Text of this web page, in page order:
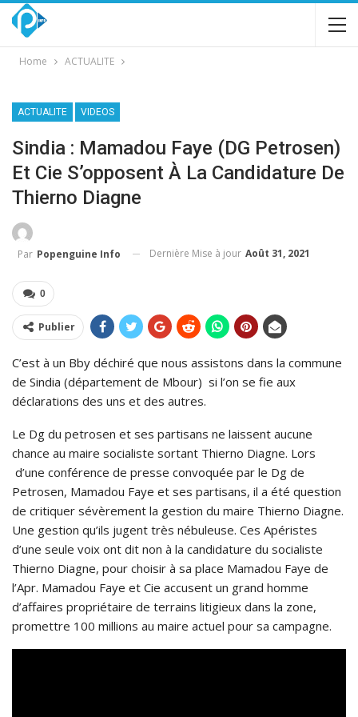
Home ACTUALITE
ACTUALITE VIDEOS
Sindia : Mamadou Faye (DG Petrosen)
Et Cie S’opposent À La Candidature De
Thierno Diagne
Par Popenguine Info Dernière Mise à jour Août 31, 2021
0
Publier
C’est à un Bby déchiré que nous assistons dans la commune
de Sindia (département de Mbour) si l’on se fie aux
déclarations des uns et des autres.
Le Dg du petrosen et ses partisans ne laissent aucune
chance au maire socialiste sortant Thierno Diagne. Lors
d’une conférence de presse convoquée par le Dg de
Petrosen, Mamadou Faye et ses partisans, il a été question
de critiquer sévèrement la gestion du maire Thierno Diagne.
Une gestion qu’ils jugent très nébuleuse. Ces Apéristes
d’une seule voix ont dit non à la candidature du socialiste
Thierno Diagne, pour choisir à sa place Mamadou Faye de
l’Apr. Mamadou Faye et Cie accusent un grand homme
d’affaires propriétaire de terrains litigieux dans la zone,
promettre 100 millions au maire actuel pour sa campagne.